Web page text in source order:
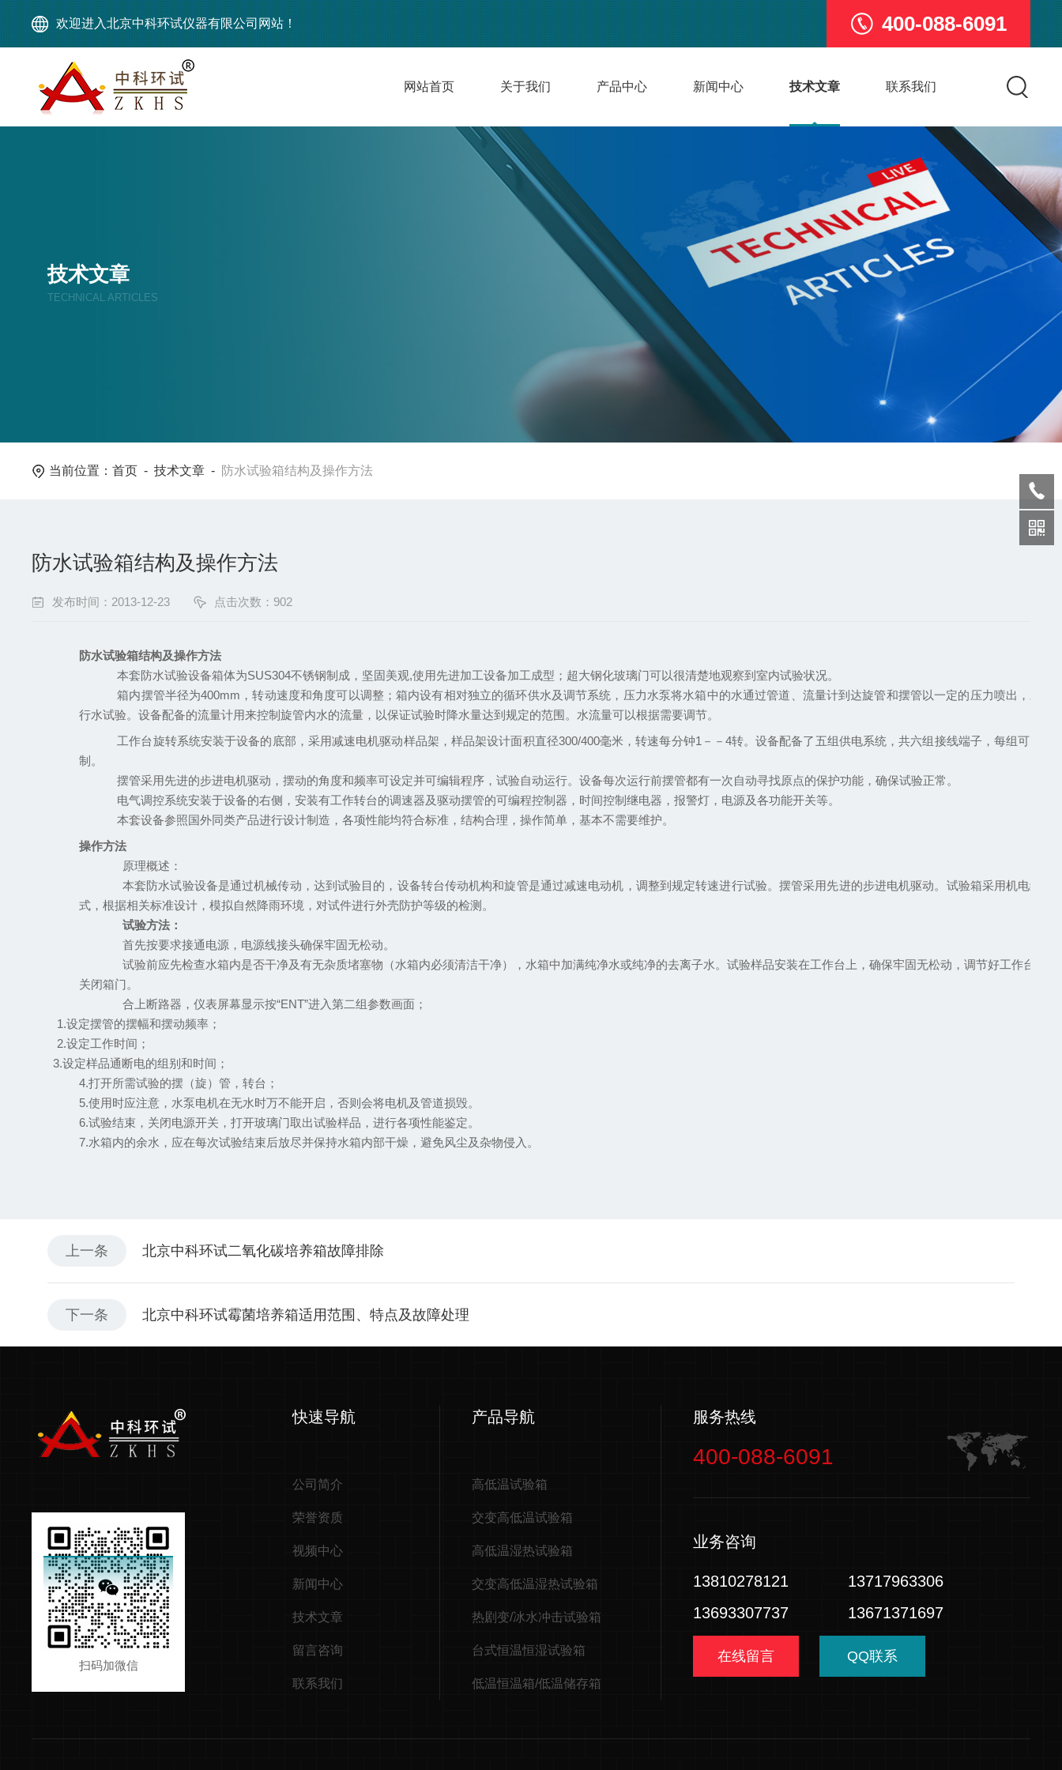
欢迎进入北京中科环试仪器有限公司网站！ 400-088-6091
网站首页 关于我们 产品中心 新闻中心 技术文章 联系我们
技术文章
TECHNICAL ARTICLES
当前位置：首页 -技术文章 - 防水试验箱结构及操作方法
防水试验箱结构及操作方法
发布时间：2013-12-23 点击次数：902
防水试验箱结构及操作方法
本套防水试验设备箱体为SUS304不锈钢制成，坚固美观,使用先进加工设备加工成型；超大钢化玻璃门可以很清楚地观察到室内试验状况。
箱内摆管半径为400mm ，转动速度和角度可以调整；箱内设有相对独立的循环供水及调节系统，压力水泵将水箱中的水通过管道、流量计到达旋管和摆管以一定的压力喷出，对样
行水试验。设备配备的流量计用来控制旋管内水的流量，以保证试验时降水量达到规定的范围。水流量可以根据需要调节。
工作台旋转系统安装于设备的底部，采用减速电机驱动样品架，样品架设计面积直径300/400毫米，转速每分钟1－－4转。设备配备了五组供电系统，共六组接线端子，每组可以单
制。
摆管采用先进的步进电机驱动，摆动的角度和频率可设定并可编辑程序，试验自动运行。设备每次运行前摆管都有一次自动寻找原点的保护功能，确保试验正常。
电气调控系统安装于设备的右侧，安装有工作转台的调速器及驱动摆管的可编程控制器，时间控制继电器，报警灯，电源及各功能开关等。
本套设备参照国外同类产品进行设计制造，各项性能均符合标准，结构合理，操作简单，基本不需要维护。
操作方法
原理概述：
本套防水试验设备是通过机械传动，达到试验目的，设备转台传动机构和旋管是通过减速电动机，调整到规定转速进行试验。摆管采用先进的步进电机驱动。试验箱采用机电结合
式，根据相关标准设计，模拟自然降雨环境，对试件进行外壳防护等级的检测。
试验方法：
首先按要求接通电源，电源线接头确保牢固无松动。
试验前应先检查水箱内是否干净及有无杂质堵塞物（水箱内必须清洁干净），水箱中加满纯净水或纯净的去离子水。试验样品安装在工作台上，确保牢固无松动，调节好工作台状态
关闭箱门。
合上断路器，仪表屏幕显示按“ENT”进入第二组参数画面；
1.设定摆管的摆幅和摆动频率；
2.设定工作时间；
3.设定样品通断电的组别和时间；
4.打开所需试验的摆（旋）管，转台；
5.使用时应注意，水泵电机在无水时万不能开启，否则会将电机及管道损毁。
6.试验结束，关闭电源开关，打开玻璃门取出试验样品，进行各项性能鉴定。
7.水箱内的余水，应在每次试验结束后放尽并保持水箱内部干燥，避免风尘及杂物侵入。
上一条 北京中科环试二氧化碳培养箱故障排除
下一条 北京中科环试霉菌培养箱适用范围、特点及故障处理
扫码加微信
快速导航
公司简介
荣誉资质
视频中心
新闻中心
技术文章
留言咨询
联系我们
产品导航
高低温试验箱
交变高低温试验箱
高低温湿热试验箱
交变高低温湿热试验箱
热剧变/冰水冲击试验箱
台式恒温恒湿试验箱
低温恒温箱/低温储存箱
服务热线
400-088-6091
业务咨询
13810278121
13717963306
13693307737
13671371697
在线留言 QQ联系